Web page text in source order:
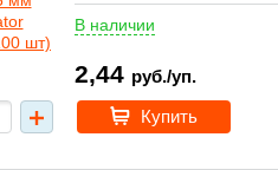
В наличии
2,44 руб./уп.
Купить